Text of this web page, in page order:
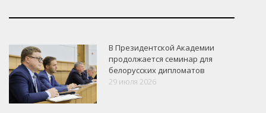
В Президентской Академии
продолжается семинар для
белорусских дипломатов
29 июля 2026